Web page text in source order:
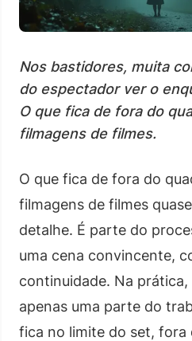
Nos bastidores, muita
do espectador ver o
O que fica de fora do
filmagens de filmes.
O que fica de fora do
filmagens de filmes
detalhe. É parte do
uma cena convincente,
continuidade. Na
apenas uma parte do
fica no limite do set, fora